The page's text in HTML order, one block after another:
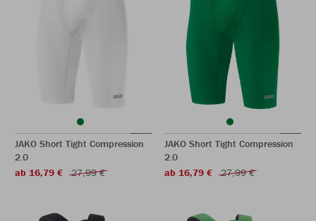
JAKO Short Tight Compression
2.0
ab 16,79 €
27,99 €
JAKO Short Tight Compression
2.0
ab 16,79 €
27,99 €